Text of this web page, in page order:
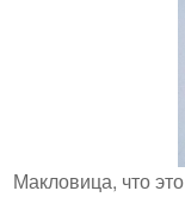
Макловица, что